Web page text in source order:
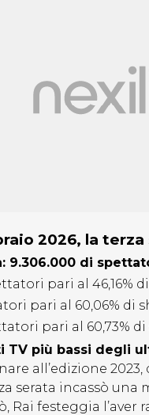
2026, la terza
9.306.000 di
pari al 46,16%
pari al 60,06% di
pari al 60,73% di
TV più bassi degli
all’edizione
serata incassò una
Rai festeggia